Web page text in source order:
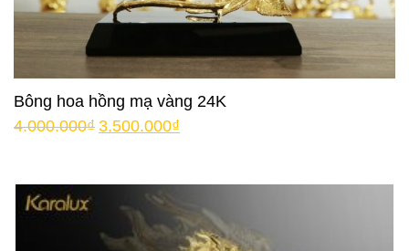
Bông hoa hồng mạ vàng 24K
4.000.000₫ 3.500.000₫